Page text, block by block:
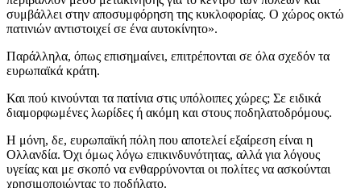
συμβάλλει στην αποσυμφόρηση της κυκλοφορίας. Ο χώρος οκτώ
πατινιών αντιστοιχεί σε ένα αυτοκίνητο».
Παράλληλα, όπως επισημαίνει, επιτρέπονται σε όλα σχεδόν τα
ευρωπαϊκά κράτη.
Και πού κινούνται τα πατίνια στις υπόλοιπες χώρες; Σε ειδικά
διαμορφωμένες λωρίδες ή ακόμη και στους ποδηλατοδρόμους.
Η μόνη, δε, ευρωπαϊκή πόλη που αποτελεί εξαίρεση είναι η
Ολλανδία. Όχι όμως λόγω επικινδυνότητας, αλλά για λόγους
υγείας και με σκοπό να ενθαρρύνονται οι πολίτες να ασκούνται
χρησιμοποιώντας το ποδήλατο.